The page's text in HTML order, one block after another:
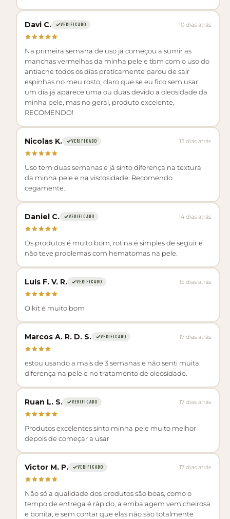
Davi C. VERIFICADO 10 dias atrás
Na primeira semana de uso já começou a sumir as
manchas vermelhas da minha pele e tbm com o uso do
antiacne todos os dias praticamente parou de sair
espinhas no meu rosto, claro que se eu fico sem usar
um dia já aparece uma ou duas devido a oleosidade da
minha pele, mas no geral, produto excelente,
RECOMENDO!
Nicolas K. VERIFICADO 12 dias atrás
Uso tem duas semanas e já sinto diferença na textura
da minha pele e na viscosidade. Recomendo
cegamente.
Daniel C. VERIFICADO 14 dias atrás
Os produtos é muito bom, rotina é simples de seguir e
não teve problemas com hematomas na pele.
Luís F. V. R. VERIFICADO 15 dias atrás
O kit é muito bom
Marcos A. R. D. S. VERIFICADO 17 dias atrás
estou usando a mais de 3 semanas e não senti muita
diferença na pele e no tratamento de oleosidade.
Ruan L. S. VERIFICADO 17 dias atrás
Produtos excelentes sinto minha pele muito melhor
depois de começar a usar
Victor M. P. VERIFICADO 17 dias atrás
Não só a qualidade dos produtos são boas, como o
tempo de entrega é rápido, a embalagem vem cheirosa
e bonita, e sem contar que elas não são totalmente